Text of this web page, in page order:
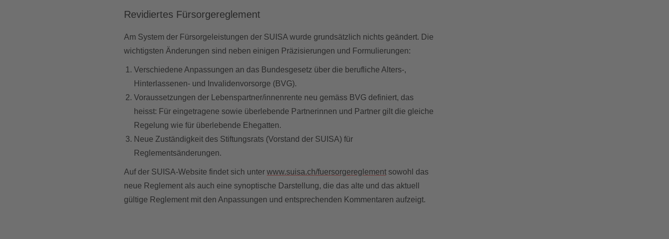
Revidiertes Fürsorgereglement
Am System der Fürsorgeleistungen der SUISA wurde grundsätzlich nichts geändert. Die
wichtigsten Änderungen sind neben einigen Präzisierungen und Formulierungen:
Verschiedene Anpassungen an das Bundesgesetz über die berufliche Alters-,
Hinterlassenen- und Invalidenvorsorge (BVG).
Voraussetzungen der Lebenspartner/innenrente neu gemäss BVG definiert, das
heisst: Für eingetragene sowie überlebende Partnerinnen und Partner gilt die gleiche
Regelung wie für überlebende Ehegatten.
Neue Zuständigkeit des Stiftungsrats (Vorstand der SUISA) für
Reglementsänderungen.
Auf der SUISA-Website findet sich unter www.suisa.ch/fuersorgereglement sowohl das
neue Reglement als auch eine synoptische Darstellung, die das alte und das aktuell
gültige Reglement mit den Anpassungen und entsprechenden Kommentaren aufzeigt.